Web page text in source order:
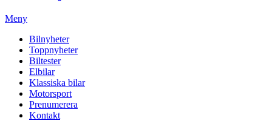
Meny
Bilnyheter
Toppnyheter
Biltester
Elbilar
Klassiska bilar
Motorsport
Prenumerera
Kontakt